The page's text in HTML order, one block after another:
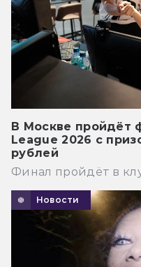
В Москве пройдёт
League 2026 с
рублей
Финал пройдёт в
Новости